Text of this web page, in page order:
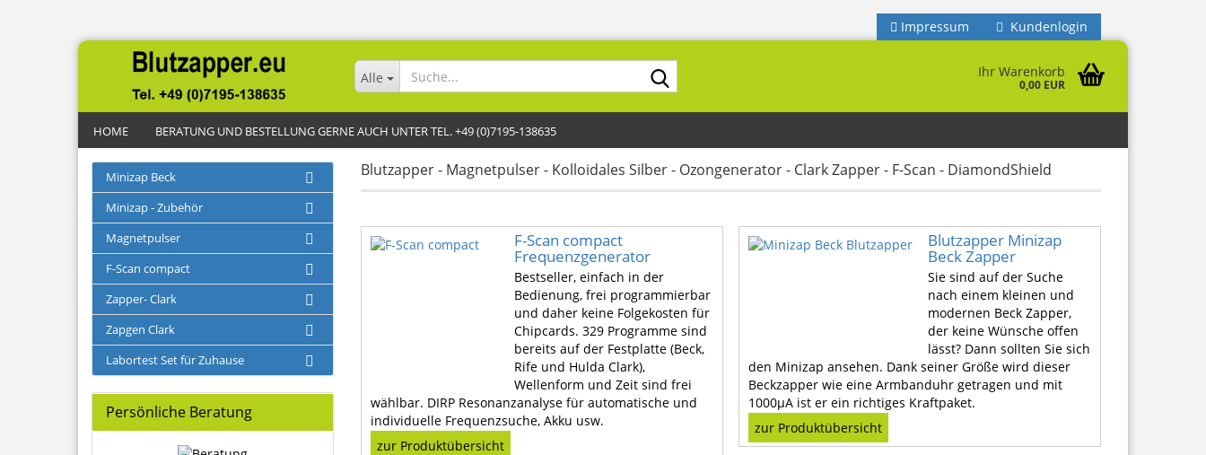
Impressum Kundenlogin
Alle Ihr Warenkorb
0,00 EUR
HOME BERATUNG UND BESTELLUNG GERNE AUCH UNTER TEL. +49 (0)7195-138635
Blutzapper - Magnetpulser - Kolloidales Silber - Ozongenerator - Clark Zapper - F-Scan - DiamondShield
F-Scan compact
Frequenzgenerator
Bestseller, einfach in der
Bedienung, frei programmierbar
und daher keine Folgekosten für
Chipcards. 329 Programme sind
bereits auf der Festplatte (Beck,
Rife und Hulda Clark),
Wellenform und Zeit sind frei
wählbar. DIRP Resonanzanalyse für automatische und
individuelle Frequenzsuche, Akku usw.
zur Produktübersicht
Blutzapper Minizap
Beck Zapper
Sie sind auf der Suche
nach einem kleinen und
modernen Beck Zapper,
der keine Wünsche offen
lässt? Dann sollten Sie sich
den Minizap ansehen. Dank seiner Größe wird dieser
Beckzapper wie eine Armbanduhr getragen und mit
1000µA ist er ein richtiges Kraftpaket.
zur Produktübersicht
Minizap Beck
Minizap - Zubehör
Magnetpulser
F-Scan compact
Zapper- Clark
Zapgen Clark
Labortest Set für Zuhause
Persönliche Beratung